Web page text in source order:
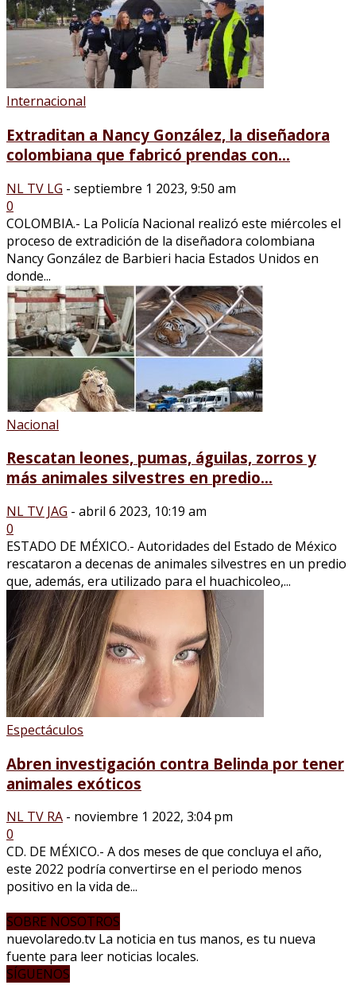
Internacional
Extraditan a Nancy González, la diseñadora
colombiana que fabricó prendas con...
NL TV LG - septiembre 1 2023, 9:50 am
0
COLOMBIA.- La Policía Nacional realizó este miércoles el
proceso de extradición de la diseñadora colombiana
Nancy González de Barbieri hacia Estados Unidos en
donde...
Nacional
Rescatan leones, pumas, águilas, zorros y
más animales silvestres en predio...
NL TV JAG - abril 6 2023, 10:19 am
0
ESTADO DE MÉXICO.- Autoridades del Estado de México
rescataron a decenas de animales silvestres en un predio
que, además, era utilizado para el huachicoleo,...
Espectáculos
Abren investigación contra Belinda por tener
animales exóticos
NL TV RA - noviembre 1 2022, 3:04 pm
0
CD. DE MÉXICO.- A dos meses de que concluya el año,
este 2022 podría convertirse en el periodo menos
positivo en la vida de...
SOBRE NOSOTROS
nuevolaredo.tv La noticia en tus manos, es tu nueva
fuente para leer noticias locales.
SÍGUENOS